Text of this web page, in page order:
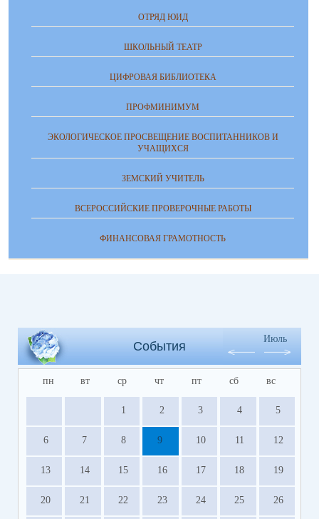
ОТРЯД ЮИД
ШКОЛЬНЫЙ ТЕАТР
ЦИФРОВАЯ БИБЛИОТЕКА
ПРОФМИНИМУМ
ЭКОЛОГИЧЕСКОЕ ПРОСВЕЩЕНИЕ ВОСПИТАННИКОВ И
УЧАЩИХСЯ
ЗЕМСКИЙ УЧИТЕЛЬ
ВСЕРОССИЙСКИЕ ПРОВЕРОЧНЫЕ РАБОТЫ
ФИНАНСОВАЯ ГРАМОТНОСТЬ
События
Июль
пн вт ср чт пт сб вс
1 2 3 4 5
6 7 8 9 10 11 12
13 14 15 16 17 18 19
20 21 22 23 24 25 26